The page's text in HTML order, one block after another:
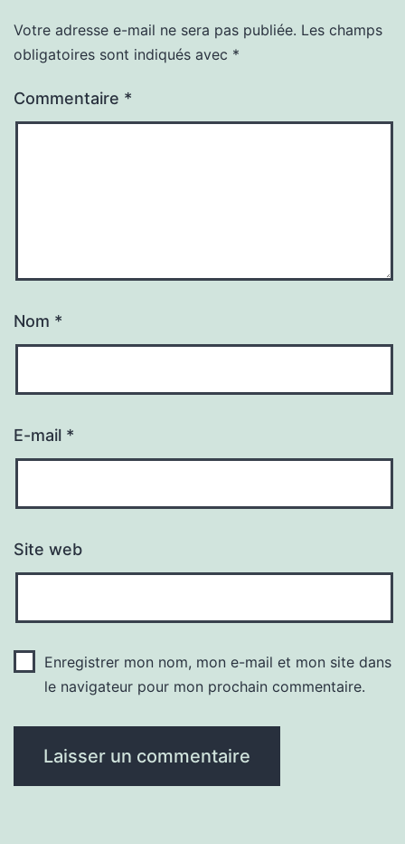
Votre adresse e-mail ne sera pas publiée. Les champs
obligatoires sont indiqués avec *
Commentaire *
Nom *
E-mail *
Site web
Enregistrer mon nom, mon e-mail et mon site dans
le navigateur pour mon prochain commentaire.